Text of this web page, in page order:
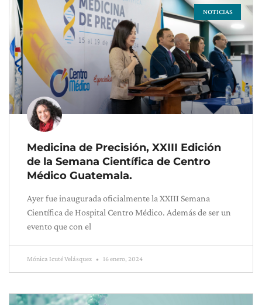
NOTICIAS
Medicina de Precisión, XXIII Edición
de la Semana Científica de Centro
Médico Guatemala.
Ayer fue inaugurada oficialmente la XXIII Semana
Científica de Hospital Centro Médico. Además de ser un
evento que con el
Mónica Icuté Velásquez 16 enero, 2024